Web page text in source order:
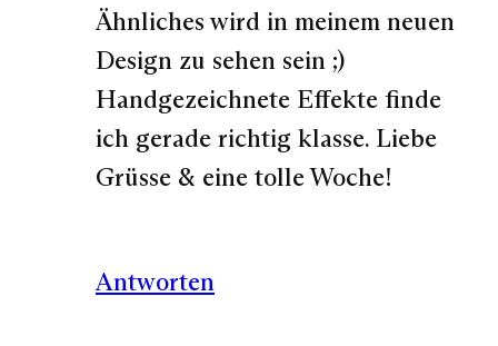
Ähnliches wird in meinem neuen
Design zu sehen sein ;)
Handgezeichnete Effekte finde
ich gerade richtig klasse. Liebe
Grüsse & eine tolle Woche!
Antworten